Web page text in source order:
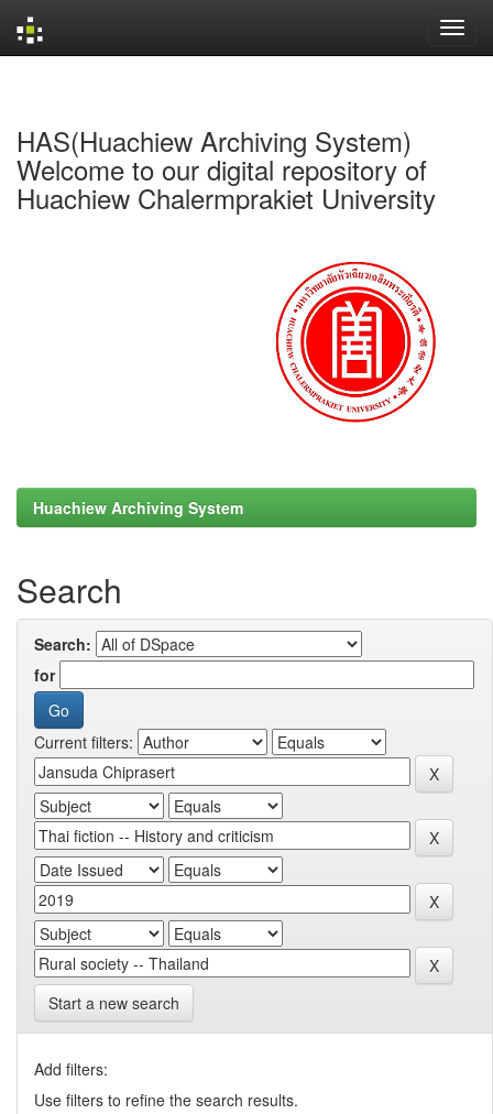
HAS(Huachiew Archiving System)
Welcome to our digital repository of
Huachiew Chalermprakiet University
Huachiew Archiving System
Search
Search:
for
Current filters:
Start a new search
Add filters:
Use filters to refine the search results.